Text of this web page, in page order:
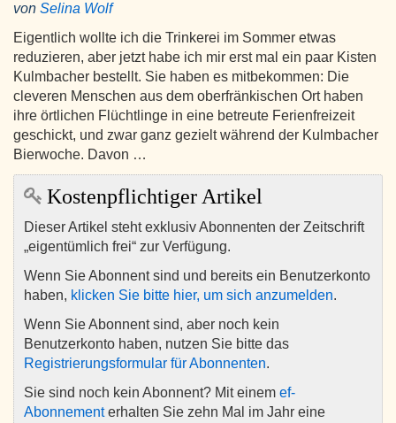
von Selina Wolf
Eigentlich wollte ich die Trinkerei im Sommer etwas
reduzieren, aber jetzt habe ich mir erst mal ein paar Kisten
Kulmbacher bestellt. Sie haben es mitbekommen: Die
cleveren Menschen aus dem oberfränkischen Ort haben
ihre örtlichen Flüchtlinge in eine betreute Ferienfreizeit
geschickt, und zwar ganz gezielt während der Kulmbacher
Bierwoche. Davon …
Kostenpflichtiger Artikel
Dieser Artikel steht exklusiv Abonnenten der Zeitschrift
„eigentümlich frei“ zur Verfügung.
Wenn Sie Abonnent sind und bereits ein Benutzerkonto
haben, klicken Sie bitte hier, um sich anzumelden.
Wenn Sie Abonnent sind, aber noch kein
Benutzerkonto haben, nutzen Sie bitte das
Registrierungsformular für Abonnenten.
Sie sind noch kein Abonnent? Mit einem ef-
Abonnementerhalten Sie zehn Mal im Jahr eine